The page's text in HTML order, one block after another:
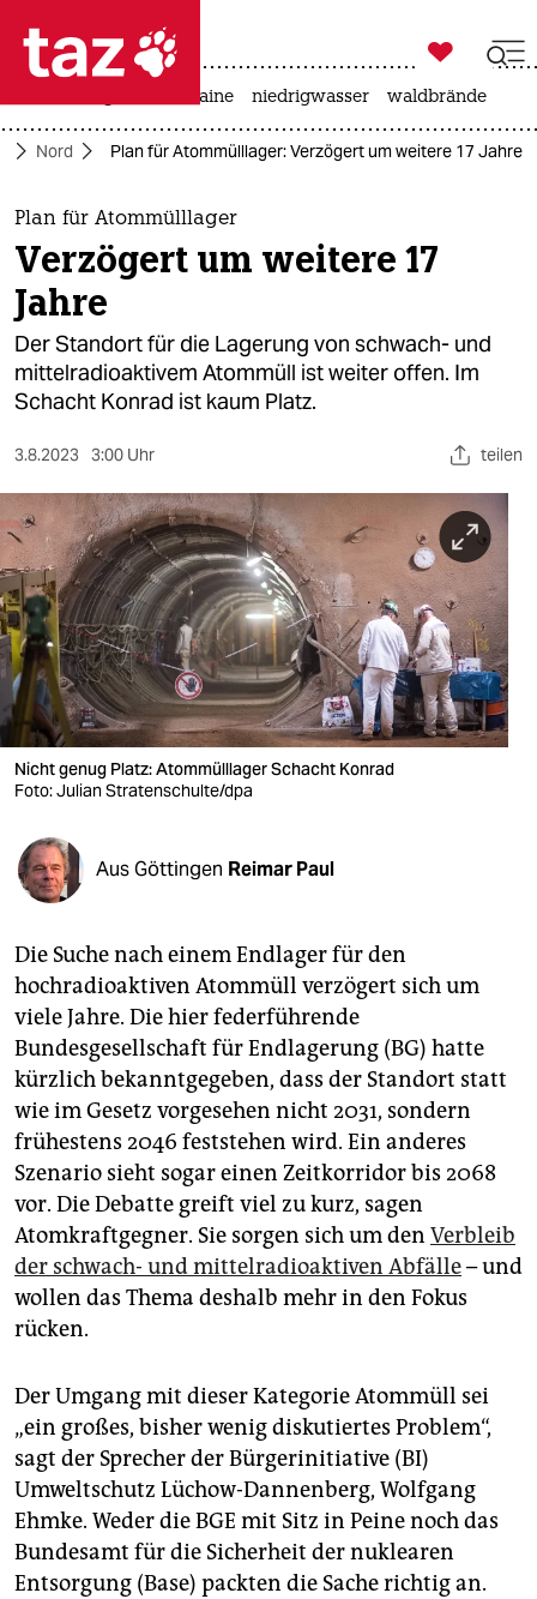
 taz zahl ich
taz zahl ich
themen
politik
öko
gesellschaft
sport
berlin
nord
wahrheit
verlag
verlag
veranstaltungen
shop
fragen & hilfe
unterstützen
abo
genossenschaft
epaper login

taz zahl ich
krieg in der ukraine niedrigwasser waldbrände
Nord Plan für Atommülllager: Verzögert um weitere 17 Jahre
Plan für Atommülllager
Verzögert um weitere 17
Jahre
Der Standort für die Lagerung von schwach- und
mittelradioaktivem Atommüll ist weiter offen. Im
Schacht Konrad ist kaum Platz.
3.8.2023 3:00 Uhr teilen
Nicht genug Platz: Atommülllager Schacht Konrad
Foto: Julian Stratenschulte/dpa
Aus Göttingen Reimar Paul
Die Suche nach einem Endlager für den
hochradioaktiven Atommüll verzögert sich um
viele Jahre. Die hier federführende
Bundesgesellschaft für Endlagerung (BG) hatte
kürzlich bekanntgegeben, dass der Standort statt
wie im Gesetz vorgesehen nicht 2031, sondern
frühestens 2046 feststehen wird. Ein anderes
Szenario sieht sogar einen Zeitkorridor bis 2068
vor. Die Debatte greift viel zu kurz, sagen
Atomkraftgegner. Sie sorgen sich um den Verbleib
der schwach- und mittelradioaktiven Abfälle– und
wollen das Thema deshalb mehr in den Fokus
rücken.
Der Umgang mit dieser Kategorie Atommüll sei
„ein großes, bisher wenig diskutiertes Problem“,
sagt der Sprecher der Bürgerinitiative (BI)
Umweltschutz Lüchow-Dannenberg, Wolfgang
Ehmke. Weder die BGE mit Sitz in Peine noch das
Bundesamt für die Sicherheit der nuklearen
Entsorgung (Base) packten die Sache richtig an.